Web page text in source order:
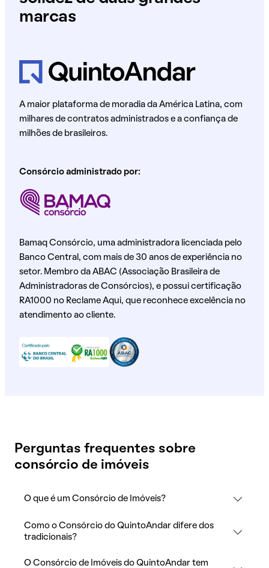
marcas
A maior plataforma de moradia da América Latina, com
milhares de contratos administrados e a confiança de
milhões de brasileiros.
Consórcio administrado por:
Bamaq Consórcio, uma administradora licenciada pelo
Banco Central, com mais de 30 anos de experiência no
setor. Membro da ABAC (Associação Brasileira de
Administradoras de Consórcios), e possui certificação
RA1000 no Reclame Aqui, que reconhece excelência no
atendimento ao cliente.
Perguntas frequentes sobre
consórcio de imóveis
O que é um Consórcio de Imóveis?
Como o Consórcio do QuintoAndar difere dos
tradicionais?
O Consórcio de Imóveis do QuintoAndar tem